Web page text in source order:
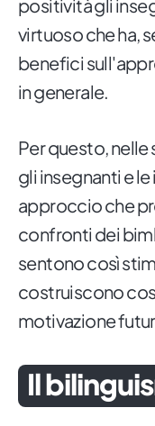
positività gli
virtuoso che ha,
benefici
in generale.
Per questo,
gli insegnanti e
approccio che
confronti dei
sentono così
costruiscono
motivazione
Il